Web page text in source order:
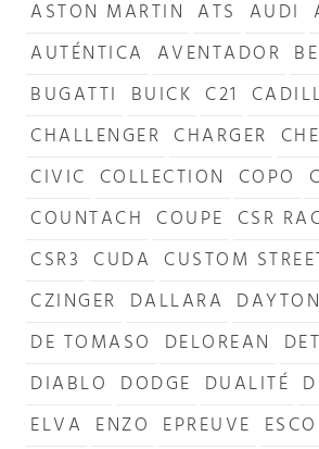
ASTON MARTIN ATS AUDI
AUTÉNTICA AVENTADOR
BUGATTI BUICK C21
CHALLENGER CHARGER
CIVIC COLLECTION COPO
COUNTACH COUPE CSR
CSR3 CUDA CUSTOM
CZINGER DALLARA
DE TOMASO DELOREAN
DIABLO DODGE DUALITÉ
ELVA ENZO EPREUVE